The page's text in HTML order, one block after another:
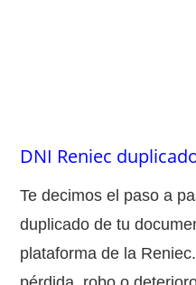
DNI Reniec
Te decimos el paso a
duplicado de tu
plataforma de la